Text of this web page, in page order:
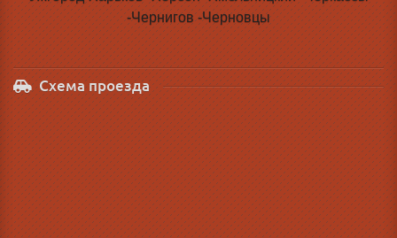
-Чернигов -Черновцы
Схема проезда